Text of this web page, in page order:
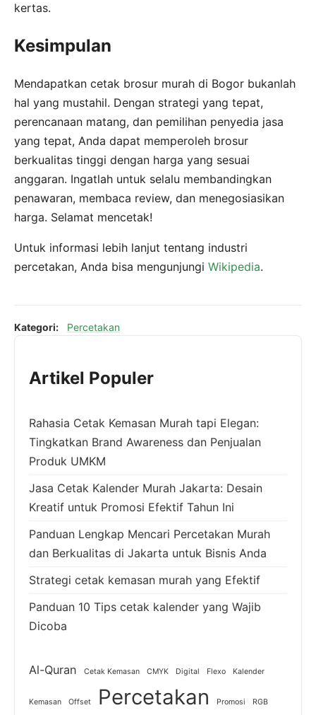
kertas.
Kesimpulan
Mendapatkan cetak brosur murah di Bogor bukanlah
hal yang mustahil. Dengan strategi yang tepat,
perencanaan matang, dan pemilihan penyedia jasa
yang tepat, Anda dapat memperoleh brosur
berkualitas tinggi dengan harga yang sesuai
anggaran. Ingatlah untuk selalu membandingkan
penawaran, membaca review, dan menegosiasikan
harga. Selamat mencetak!
Untuk informasi lebih lanjut tentang industri
percetakan, Anda bisa mengunjungi Wikipedia.
Kategori: Percetakan
Artikel Populer
Rahasia Cetak Kemasan Murah tapi Elegan:
Tingkatkan Brand Awareness dan Penjualan
Produk UMKM
Jasa Cetak Kalender Murah Jakarta: Desain
Kreatif untuk Promosi Efektif Tahun Ini
Panduan Lengkap Mencari Percetakan Murah
dan Berkualitas di Jakarta untuk Bisnis Anda
Strategi cetak kemasan murah yang Efektif
Panduan 10 Tips cetak kalender yang Wajib
Dicoba
Al-Quran Cetak Kemasan CMYK Digital Flexo Kalender
Kemasan Offset Percetakan Promosi RGB